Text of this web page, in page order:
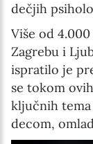
dečjih
Više od
Zagrebu i
ispratilo je
se tokom
ključnih tema
decom,